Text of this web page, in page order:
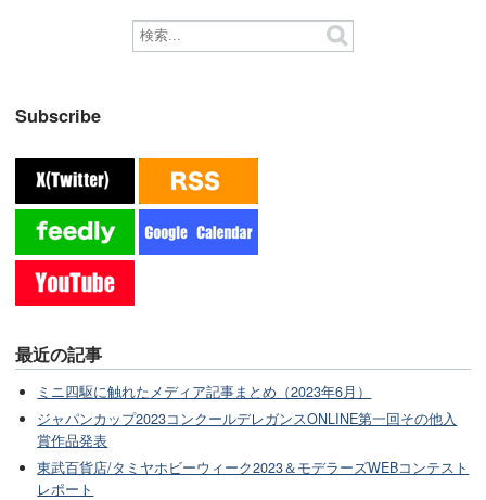
Subscribe
最近の記事
ミニ四駆に触れたメディア記事まとめ（2023年6月）
ジャパンカップ2023コンクールデレガンスONLINE第一回その他入
賞作品発表
東武百貨店/タミヤホビーウィーク2023＆モデラーズWEBコンテスト
レポート